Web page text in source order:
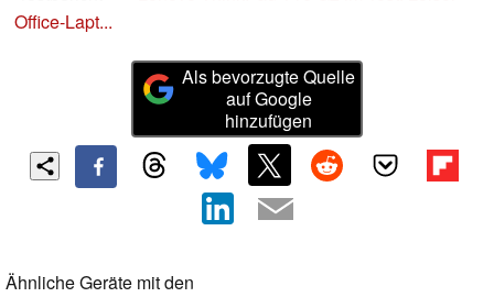
Office-Lapt...
Als bevorzugte Quelle
auf Google
hinzufügen
Ähnliche Geräte mit den